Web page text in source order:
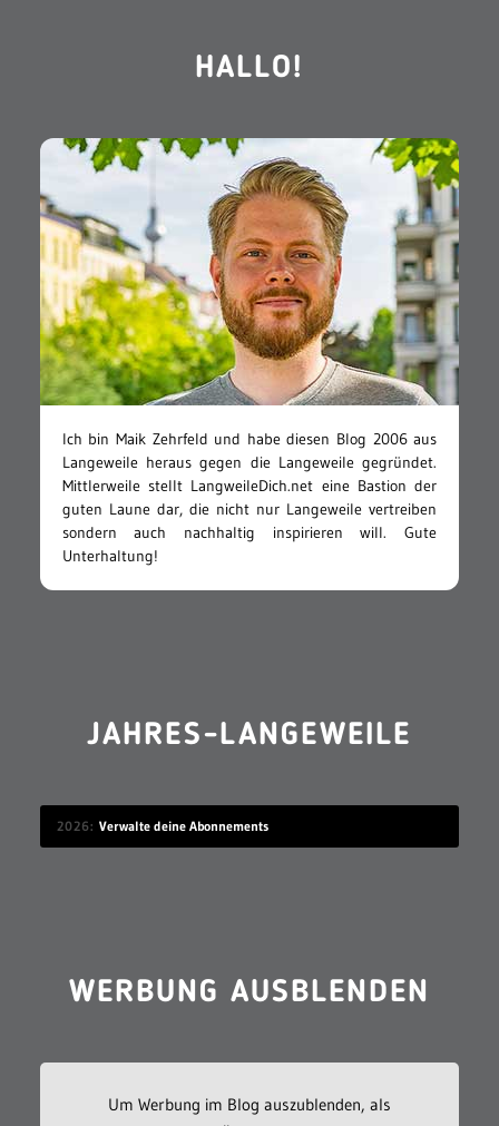
HALLO!
Ich bin Maik Zehrfeld und habe diesen Blog 2006 aus
Langeweile heraus gegen die Langeweile gegründet.
Mittlerweile stellt LangweileDich.net eine Bastion der
guten Laune dar, die nicht nur Langeweile vertreiben
sondern auch nachhaltig inspirieren will. Gute
Unterhaltung!
JAHRES-LANGEWEILE
2026 Verwalte deine Abonnements
WERBUNG AUSBLENDEN
Um Werbung im Blog auszublenden, als